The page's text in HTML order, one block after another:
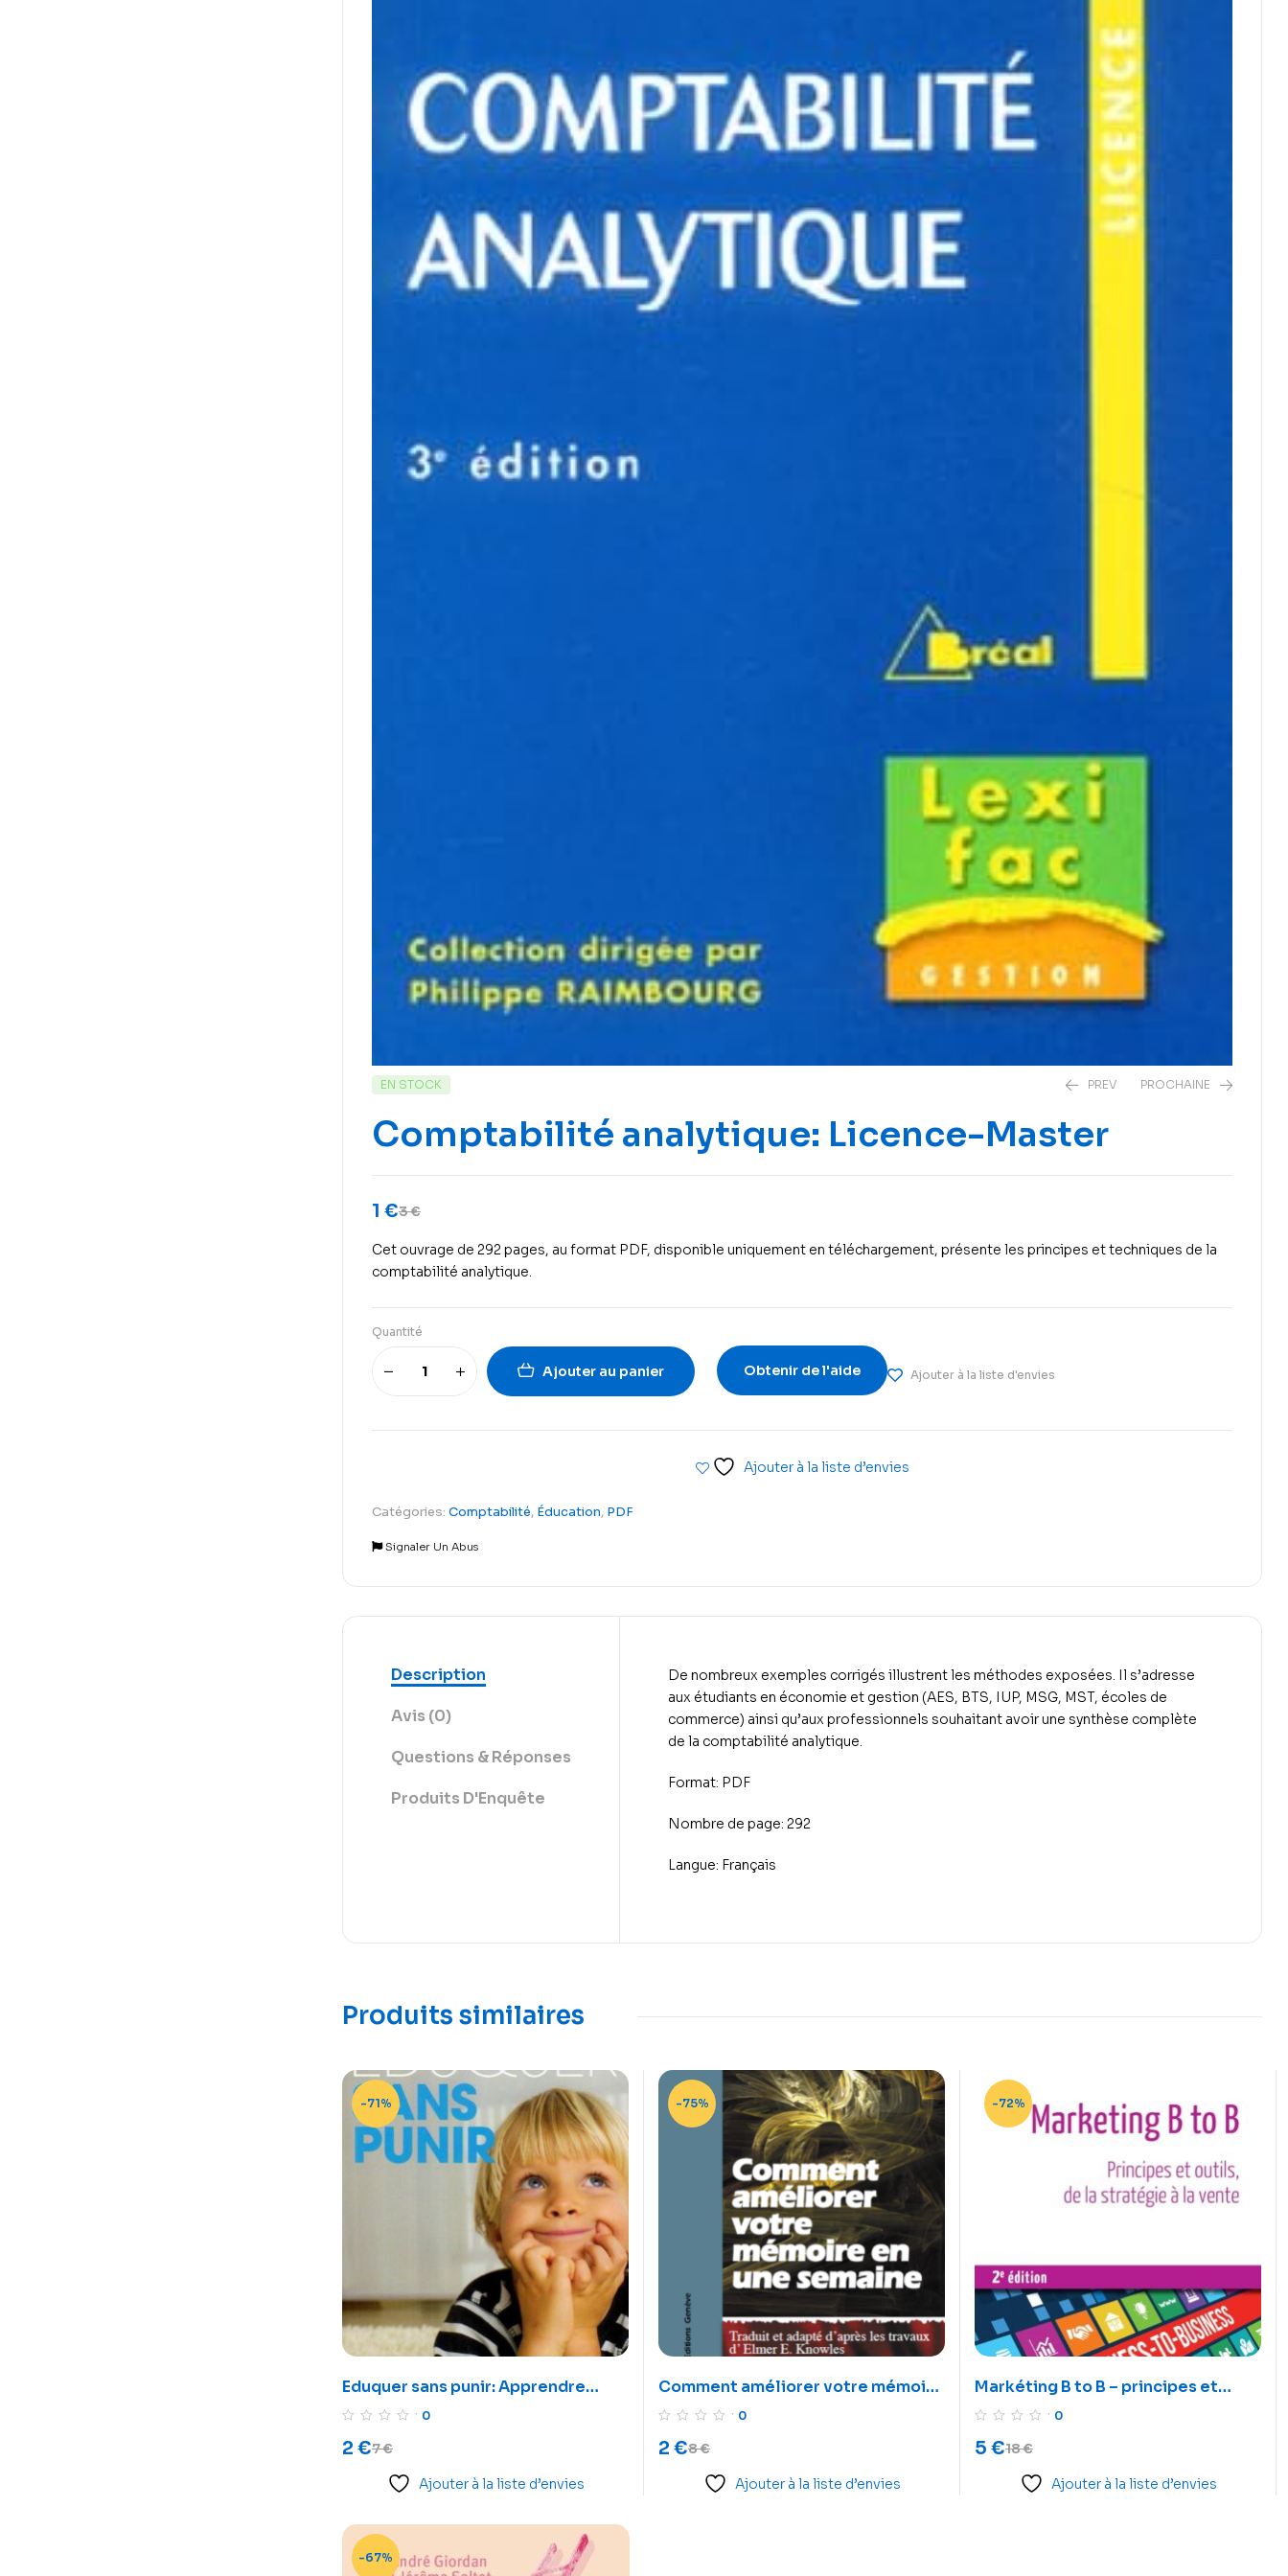
EN STOCK PREV PROCHAINE
Comptabilité analytique: Licence-Master
3€
1 €
Cet ouvrage de 292 pages, au format PDF, disponible uniquement en téléchargement, présente les principes et techniques de la
comptabilité analytique.
Quantité
Ajouter au panier Obtenir de l'aide Ajouter à la liste d'envies
Ajouter à la liste d’envies
Catégories: Comptabilité, Éducation, PDF
Signaler Un Abus
Description
Avis (0)
Questions & Réponses
Produits D'Enquête
De nombreux exemples corrigés illustrent les méthodes exposées. Il s’adresse
aux étudiants en économie et gestion (AES, BTS, IUP, MSG, MST, écoles de
commerce) ainsi qu’aux professionnels souhaitant avoir une synthèse complète
de la comptabilité analytique.
Format: PDF
Nombre de page: 292
Langue: Français
Produits similaires
-71%
Eduquer sans punir: Apprendre
l’autodiscipline
0
7€
2 €
Ajouter à la liste d’envies
-75%
Comment améliorer votre mémoire
en une semaine
0
8€
2 €
Ajouter à la liste d’envies
-72%
Markéting B to B – principes et
outils de la stratégie à la vente
0
18€
5 €
Ajouter à la liste d’envies
-67%